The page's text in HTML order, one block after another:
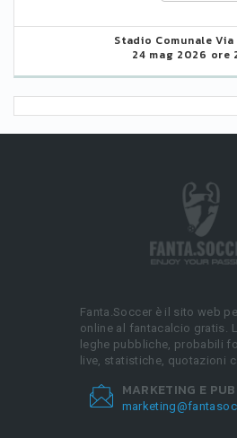
Stadio Comunale Via
24 mag 2026 ore
Fanta.Soccer è il sito web
online al fantacalcio gratis.
leghe pubbliche, probabili
live, statistiche, quotazioni
MARKETING E